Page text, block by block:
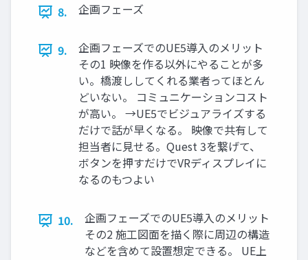
8. 企画フェーズ
9.
企画フェーズでのUE5導入のメリット
その1 映像を作る以外にやることが多
い。橋渡ししてくれる業者ってほとん
どいない。 コミュニケーションコスト
が高い。 →UE5でビジュアライズする
だけで話が早くなる。 映像で共有して
担当者に見せる。Quest 3を繋げて、
ボタンを押すだけでVRディスプレイに
なるのもつよい
10.
企画フェーズでのUE5導入のメリット
その2 施工図面を描く際に周辺の構造
などを含めて設置想定できる。 UE上